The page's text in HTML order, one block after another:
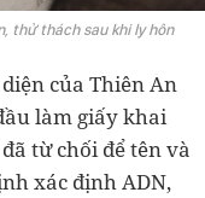
thử thách sau khi ly hôn
của Thiên An
làm giấy khai
từ chối để tên và
xác định ADN,